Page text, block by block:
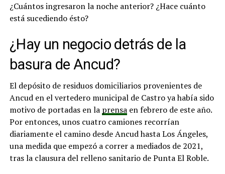
¿Cuántos ingresaron la noche anterior? ¿Hace cuánto
está sucediendo ésto?
¿Hay un negocio detrás de la
basura de Ancud?
El depósito de residuos domiciliarios provenientes de
Ancud en el vertedero municipal de Castro ya había sido
motivo de portadas en la prensaen febrero de este año.
Por entonces, unos cuatro camiones recorrían
diariamente el camino desde Ancud hasta Los Ángeles,
una medida que empezó a correr a mediados de 2021,
tras la clausura del relleno sanitario de Punta El Roble.